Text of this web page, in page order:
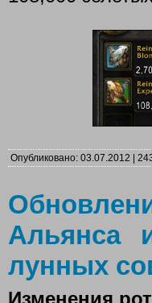
Опубликовано: 03.07.2012 |
Альянса
лунных